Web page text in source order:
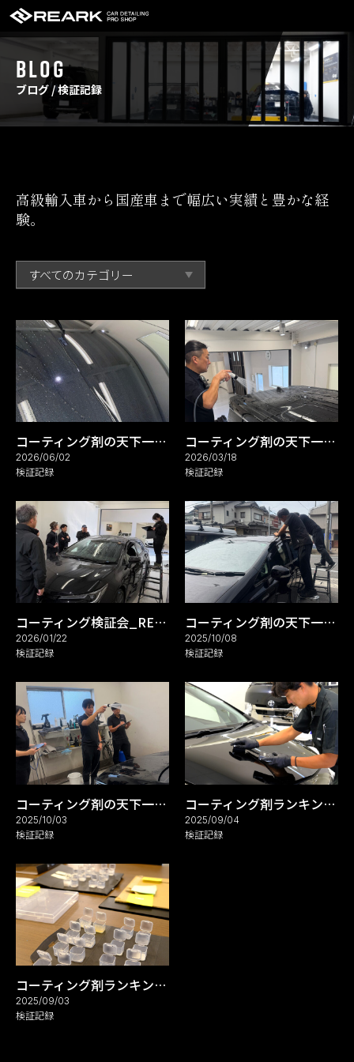
BLOG
ブログ / 検証記録
高級輸入車から国産車まで幅広い実績と豊かな経
験。
すべてのカテゴリー
コーティング剤の天下一武道会_REARK(リアーク)ブログ
2026/06/02
検証記録
コーティング剤の天下一武道会_REARK(リアーク)ブログ
2026/03/18
検証記録
コーティング検証会_REARK(リアーク)ブログ
2026/01/22
検証記録
コーティング剤の天下一武道会開催_REARK(リアーク)ブログ
2025/10/08
検証記録
コーティング剤の天下一武道会開催_REARK(リアーク)ブログ
2025/10/03
検証記録
コーティング剤ランキングREARK調べ_REARK(リアーク)ブログ
2025/09/04
検証記録
コーティング剤ランキングREARK調べ_REARK(リアーク)ブログ
2025/09/03
検証記録